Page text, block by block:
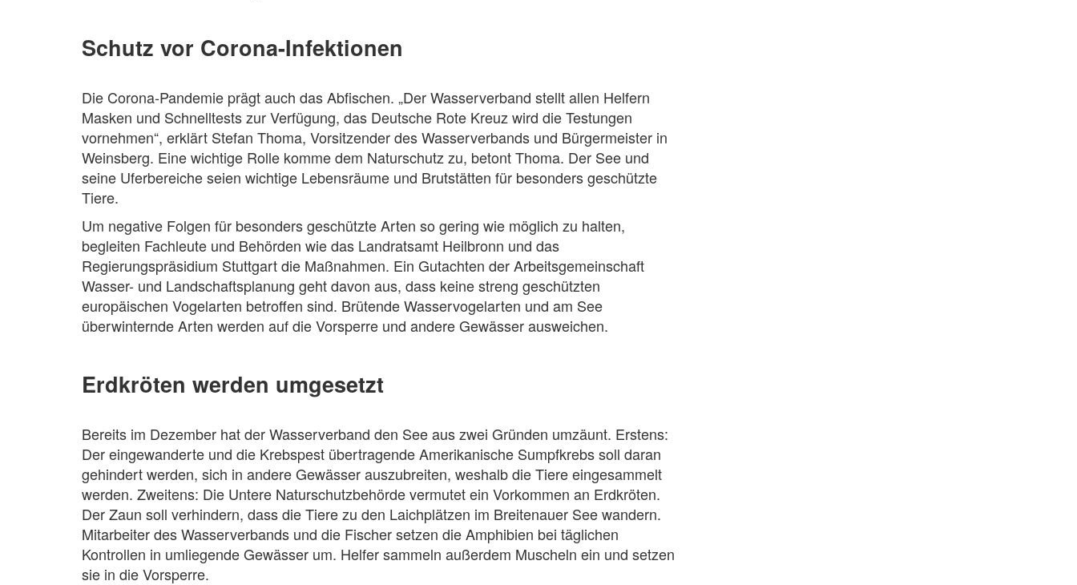
Schutz vor Corona-Infektionen
Die Corona-Pandemie prägt auch das Abfischen. „Der Wasserverband stellt allen Helfern
Masken und Schnelltests zur Verfügung, das Deutsche Rote Kreuz wird die Testungen
vornehmen“, erklärt Stefan Thoma, Vorsitzender des Wasserverbands und Bürgermeister in
Weinsberg. Eine wichtige Rolle komme dem Naturschutz zu, betont Thoma. Der See und
seine Uferbereiche seien wichtige Lebensräume und Brutstätten für besonders geschützte
Tiere.
Um negative Folgen für besonders geschützte Arten so gering wie möglich zu halten,
begleiten Fachleute und Behörden wie das Landratsamt Heilbronn und das
Regierungspräsidium Stuttgart die Maßnahmen. Ein Gutachten der Arbeitsgemeinschaft
Wasser- und Landschaftsplanung geht davon aus, dass keine streng geschützten
europäischen Vogelarten betroffen sind. Brütende Wasservogelarten und am See
überwinternde Arten werden auf die Vorsperre und andere Gewässer ausweichen.
Erdkröten werden umgesetzt
Bereits im Dezember hat der Wasserverband den See aus zwei Gründen umzäunt. Erstens:
Der eingewanderte und die Krebspest übertragende Amerikanische Sumpfkrebs soll daran
gehindert werden, sich in andere Gewässer auszubreiten, weshalb die Tiere eingesammelt
werden. Zweitens: Die Untere Naturschutzbehörde vermutet ein Vorkommen an Erdkröten.
Der Zaun soll verhindern, dass die Tiere zu den Laichplätzen im Breitenauer See wandern.
Mitarbeiter des Wasserverbands und die Fischer setzen die Amphibien bei täglichen
Kontrollen in umliegende Gewässer um. Helfer sammeln außerdem Muscheln ein und setzen
sie in die Vorsperre.